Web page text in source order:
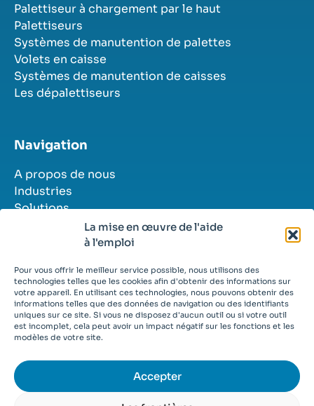
La mise en œuvre de l'aide
à l'emploi
Pour vous offrir le meilleur service possible, nous utilisons des
technologies telles que les cookies afin d'obtenir des informations sur
votre appareil. En utilisant ces technologies, nous pouvons obtenir des
informations telles que des données de navigation ou des identifiants
uniques sur ce site. Si vous ne disposez d'aucun outil ou si votre outil
est incomplet, cela peut avoir un impact négatif sur les fonctions et les
modèles de votre site.
Accepter
Palettiseur à chargement par le haut
Palettiseurs
Systèmes de manutention de palettes
Volets en caisse
Systèmes de manutention de caisses
Les dépalettiseurs
Navigation
A propos de nous
Industries
Solutions
Histoires de réussite
© 2026
Cookies